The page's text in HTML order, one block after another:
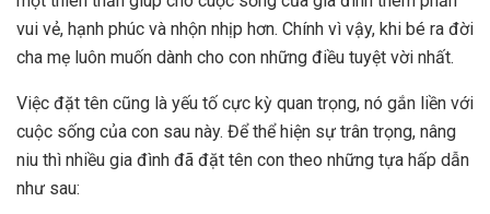
vui vẻ, hạnh phúc và nhộn nhịp hơn. Chính vì vậy, khi bé ra đời
cha mẹ luôn muốn dành cho con những điều tuyệt vời nhất.
Việc đặt tên cũng là yếu tố cực kỳ quan trọng, nó gắn liền với
cuộc sống của con sau này. Để thể hiện sự trân trọng, nâng
niu thì nhiều gia đình đã đặt tên con theo những tựa hấp dẫn
như sau: